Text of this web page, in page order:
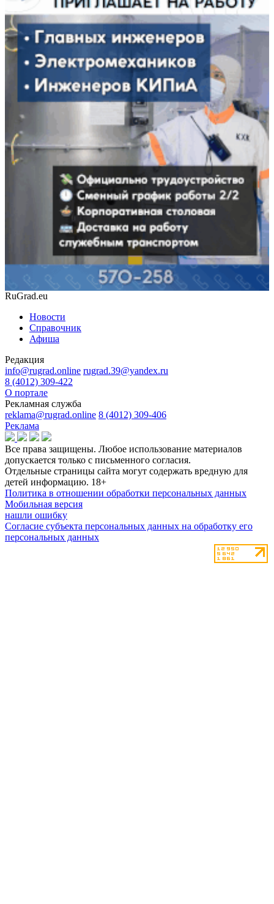
RuGrad.eu
Новости
Справочник
Афиша
Редакция
info@rugrad.online rugrad.39@yandex.ru
8 (4012) 309-422
О портале
Рекламная служба
reklama@rugrad.online 8 (4012) 309-406
Реклама
Все права защищены. Любое использование материалов
допускается только с письменного согласия.
Отдельные страницы сайта могут содержать вредную для
детей информацию. 18+
Политика в отношении обработки персональных данных
Мобильная версия
нашли ошибку
Согласие субъекта персональных данных на обработку его
персональных данных